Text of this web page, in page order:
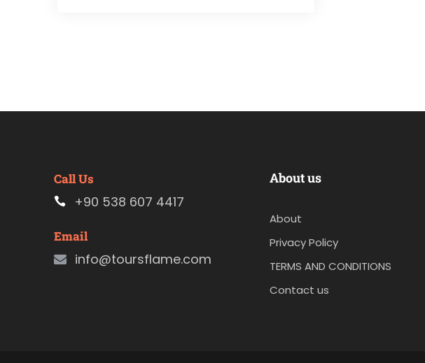
Call Us
+90 538 607 4417
Email
info@toursflame.com
About us
About
Privacy Policy
TERMS AND CONDITIONS
Contact us